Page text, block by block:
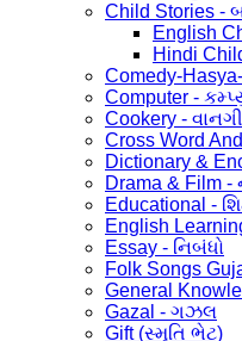
Child Stories -
English
Hindi
Comedy-
Computer -
Cookery - વાનગી
Cross Word
Dictionary &
Drama & Film -
Educational -
English
Essay - નિબંધો
Folk Songs
General
Gazal - ગઝલ
Gift (સ્મૃતિ ભેટ)